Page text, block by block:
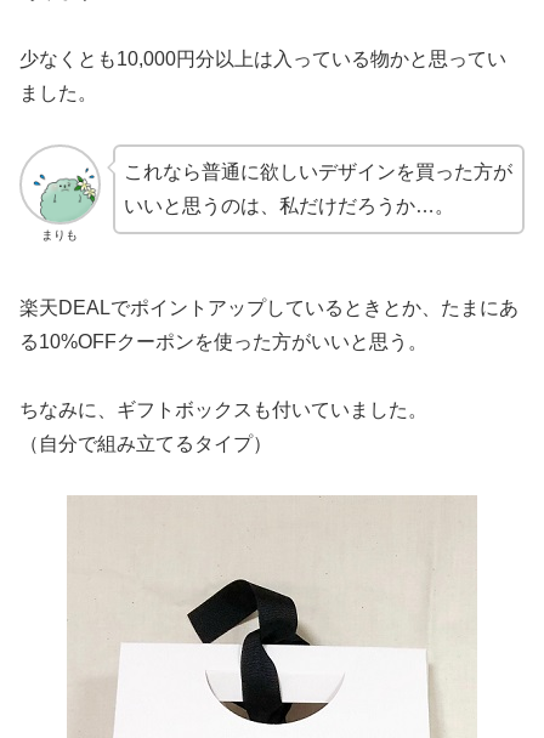
少なくとも10,000円分以上は入っている物かと思ってい
ました。
まりも
これなら普通に欲しいデザインを買った方が
いいと思うのは、私だけだろうか…。
楽天DEALでポイントアップしているときとか、たまにあ
る10%OFFクーポンを使った方がいいと思う。
ちなみに、ギフトボックスも付いていました。
（自分で組み立てるタイプ）